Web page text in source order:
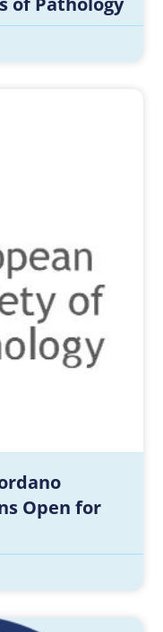
Open for